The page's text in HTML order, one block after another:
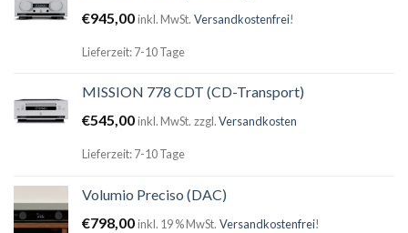
€945,00inkl. MwSt. Versandkostenfrei!
Lieferzeit: 7-10 Tage
MISSION 778 CDT (CD-Transport)
€545,00inkl. MwSt. zzgl.Versandkosten
Lieferzeit: 7-10 Tage
Volumio Preciso (DAC)
€798,00inkl. 19 % MwSt. Versandkostenfrei!